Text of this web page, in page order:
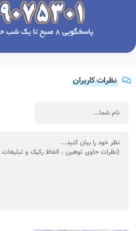
نظرات کاربران